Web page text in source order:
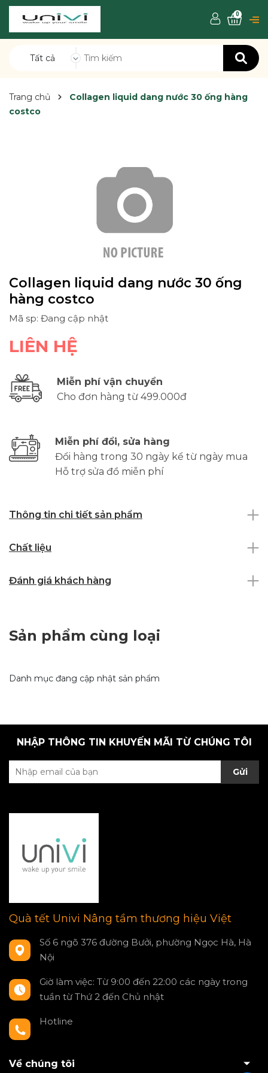
Tất cả
0
Trang chủ
Collagen liquid dang nước 30 ống hàng
costco
Collagen liquid dang nước 30 ống
hàng costco
Mã sp: Đang cập nhật
LIÊN HỆ
Miễn phí vận chuyển
Cho đơn hàng từ 499.000đ
Miễn phí đổi, sửa hàng
Đổi hàng trong 30 ngày kể từ ngày mua
Hỗ trợ sửa đồ miễn phí
Thông tin chi tiết sản phẩm
Chất liệu
Đánh giá khách hàng
Sản phẩm cùng loại
Danh mục đang cập nhật sản phẩm
NHẬP THÔNG TIN KHUYẾN MÃI TỪ CHÚNG TÔI
Gửi
Quà tết Univi Nâng tầm thương hiệu Việt
Số 6 ngõ 376 đường Bưởi, phường Ngọc Hà, Hà
Nội
Giờ làm việc: Từ 9:00 đến 22:00 các ngày trong
tuần từ Thứ 2 đến Chủ nhật
Hotline
Về chúng tôi